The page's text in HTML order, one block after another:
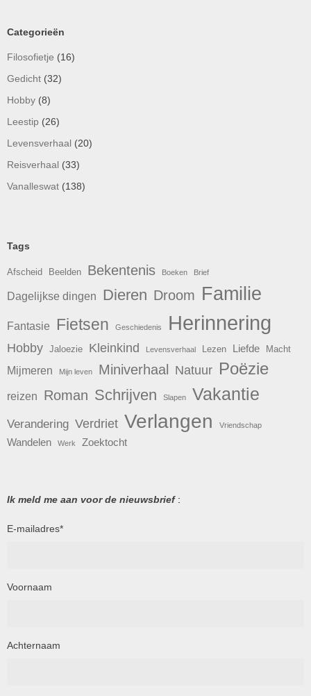
Categorieën
Filosofietje (16)
Gedicht (32)
Hobby (8)
Leestip (26)
Levensverhaal (20)
Reisverhaal (33)
Vanalleswat (138)
Tags
Afscheid Beelden Bekentenis Boeken Brief
Dagelijkse dingen Dieren Droom Familie
Fantasie Fietsen Geschiedenis Herinnering
Hobby Jaloezie Kleinkind Levensverhaal Lezen Liefde Macht
Mijmeren Mijn leven Miniverhaal Natuur Poëzie
reizen Roman Schrijven Slapen Vakantie
Verandering Verdriet Verlangen Vriendschap
Wandelen Werk Zoektocht
Ik meld me aan voor de nieuwsbrief:
E-mailadres*
Voornaam
Achternaam